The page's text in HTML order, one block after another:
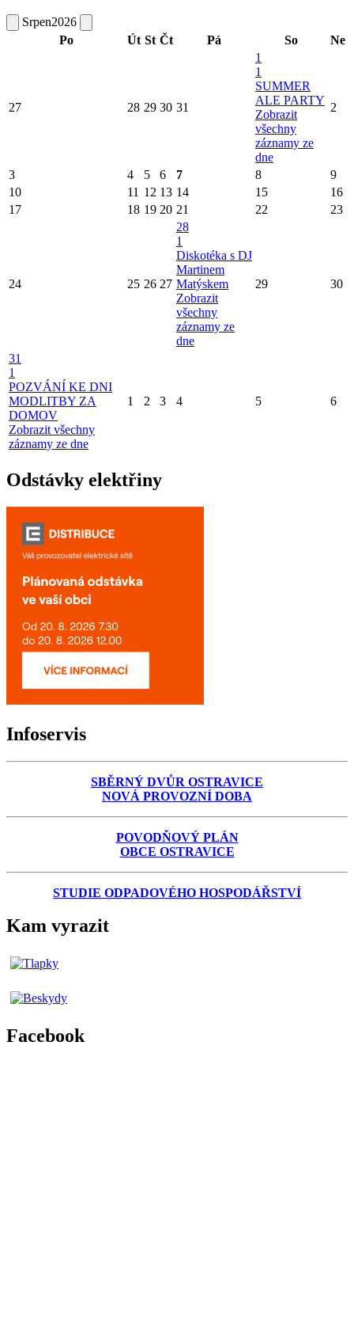
Srpen2026
Po
Út St Čt Pá So Ne
27 28 29 30 31
1
1
SUMMER
ALE PARTY
Zobrazit
všechny
záznamy ze
dne
2
3 4 5 6 7 8
9
10
11 12 13 14 15
16
17
18 19 20 21 22 23
24 25 26 27
28
1
Diskotéka s DJ
Martinem
Matýskem
Zobrazit
všechny
záznamy ze
dne
29 30
31
1
POZVÁNÍ KE DNI
MODLITBY ZA
DOMOV
Zobrazit všechny
záznamy ze dne
1 2 3 4 5 6
Odstávky elektřiny
Infoservis
SBĚRNÝ DVŮR OSTRAVICE
NOVÁ PROVOZNÍ DOBA
POVODŇOVÝ PLÁN
OBCE OSTRAVICE
STUDIE ODPADOVÉHO HOSPODÁŘSTVÍ
Kam vyrazit
Facebook